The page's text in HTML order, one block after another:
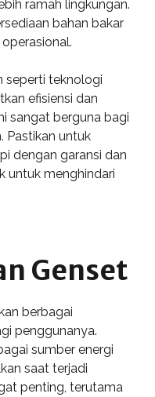
ramah lingkungan.
bahan bakar
seperti teknologi
efisiensi dan
sangat berguna bagi
Pastikan untuk
dengan garansi dan
untuk menghindari
Genset
berbagai
penggunanya.
sumber energi
saat terjadi
penting, terutama